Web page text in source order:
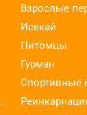
Взрослые
Исекай
Питомцы
Гурман